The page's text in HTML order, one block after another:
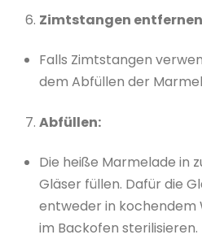
Zimtstangen
Falls Zimtstangen
dem Abfüllen der
Abfüllen:
Die heiße Marmelade in
Gläser füllen. Dafür die
entweder in kochendem
im Backofen sterilisieren.